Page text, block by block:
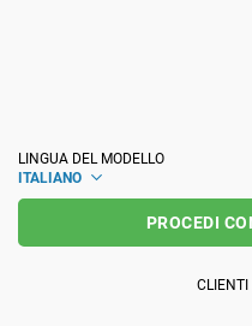
Settore Automotive
LINGUA DEL MODELLO
ITALIANO
PROCEDI
CLIENTI